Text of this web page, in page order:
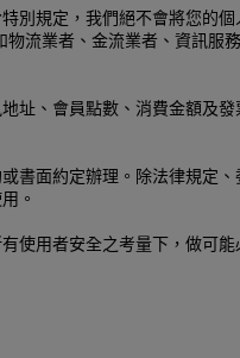
別規定，我們絕不會將您的
流業者、金流業者、資訊服
址、會員點數、消費金額及
書面約定辦理。除法律規定
。
使用者安全之考量下，做可能